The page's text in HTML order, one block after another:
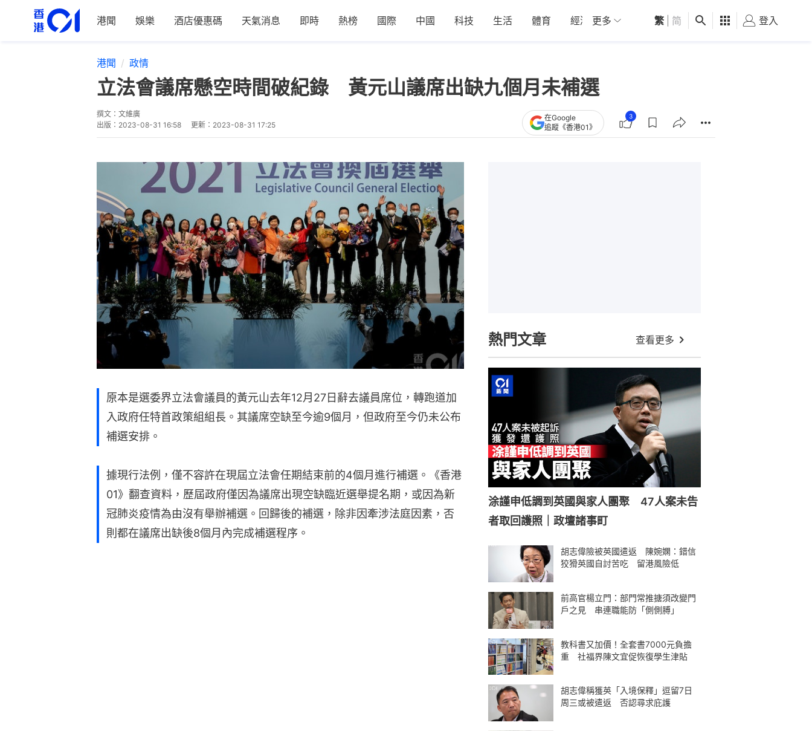
港聞 娛樂 酒店優惠碼 天氣消息 即時 熱榜 國際 中國 科技 生活 體育 經濟 01深圳 觀點 健康 好食玩飛
更多 繁 简 登入
港聞 政情
立法會議席懸空時間破紀錄 黃元山議席出缺九個月未補選
撰文： 文維廣
出版： 2023-08-31 16:58 更新： 2023-08-31 17:25
在Google
追蹤《香港01》
3
原本是選委界立法會議員的黃元山去年12月27日辭去議員席位，轉跑道加
入政府任特首政策組組長。其議席空缺至今逾9個月，但政府至今仍未公布
補選安排。
據現行法例，僅不容許在現屆立法會任期結束前的4個月進行補選。《香港
01》翻查資料，歷屆政府僅因為議席出現空缺臨近選舉提名期，或因為新
冠肺炎疫情為由沒有舉辦補選。回歸後的補選，除非因牽涉法庭因素，否
則都在議席出缺後8個月內完成補選程序。
熱門文章 查看更多
涂謹申低調到英國與家人團聚 47人案未告
者取回護照｜政壇諸事町
胡志偉險被英國遣返 陳婉嫻：錯信
狡猾英國自討苦吃 留港風險低
前高官楊立門：部門常推搪須改變門
戶之見 串連職能防「側側膊」
教科書又加價！全套書7000元負擔
重 社福界陳文宜促恢復學生津貼
胡志偉稱獲英「入境保釋」逗留7日
周三或被遣返 否認尋求庇護